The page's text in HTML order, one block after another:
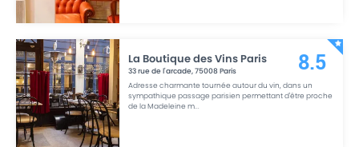
La Boutique des Vins Paris
33 rue de l'arcade,75008 Paris
Adresse charmante tournée autour du vin, dans un
sympathique passage parisien permettant d'être proche
de la Madeleine m...
8.5